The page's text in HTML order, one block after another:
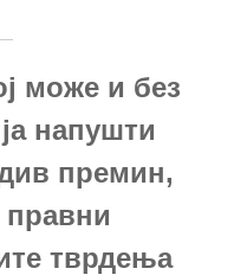
може и без
напушти
премин,
правни
тврдења